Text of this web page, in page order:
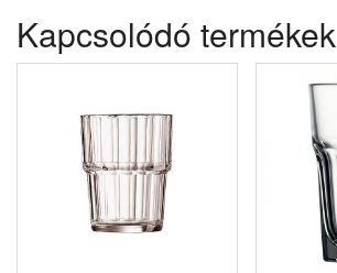
Kapcsolódó termékek